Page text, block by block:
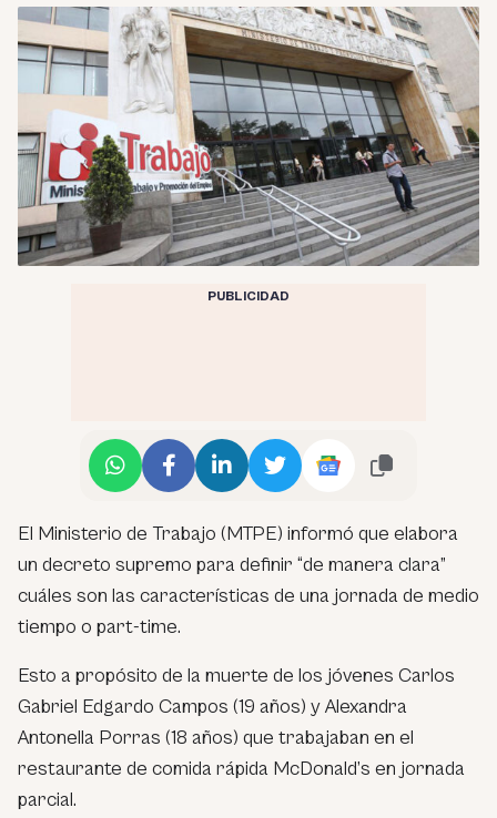
PUBLICIDAD
El Ministerio de Trabajo (MTPE) informó que elabora
un decreto supremo para definir “de manera clara”
cuáles son las características de una jornada de medio
tiempo o part-time.
Esto a propósito de la muerte de los jóvenes Carlos
Gabriel Edgardo Campos (19 años) y Alexandra
Antonella Porras (18 años) que trabajaban en el
restaurante de comida rápida McDonald’s en jornada
parcial.